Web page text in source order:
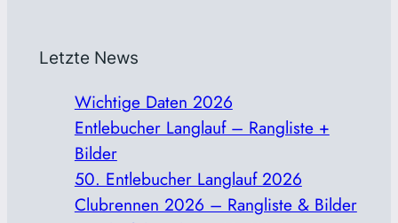
Letzte News
Wichtige Daten 2026
Entlebucher Langlauf – Rangliste +
Bilder
50. Entlebucher Langlauf 2026
Clubrennen 2026 – Rangliste & Bilder